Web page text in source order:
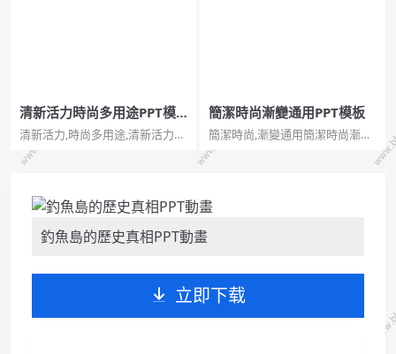
清新活力時尚多用途PPT模
板
清新活力,時尚多用途,清新活力
PPT模板一份多用途多功能能好
看的PPT模板，黃色、綠色、藍
感，頁面型別及功能豐富，用途
廣泛，小編推薦。...
簡潔時尚漸變通用PPT模板
簡潔時尚,漸變通用簡潔時尚漸變
通用PPT模板。一套簡潔通用幻
燈片模板，不規則形狀圖形裝
釣魚島的歷史真相PPT動畫
立即下载